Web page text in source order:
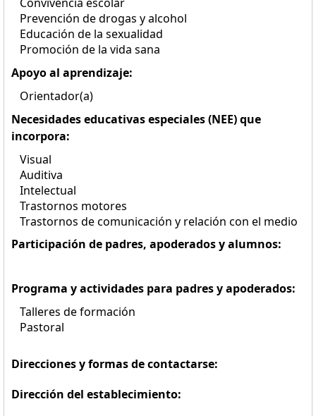
Prevención de drogas y alcohol
Educación de la sexualidad
Promoción de la vida sana
Apoyo al aprendizaje:
Orientador(a)
Necesidades educativas especiales (NEE) que
incorpora:
Visual
Auditiva
Intelectual
Trastornos motores
Trastornos de comunicación y relación con el medio
Participación de padres, apoderados y alumnos:
Programa y actividades para padres y apoderados:
Talleres de formación
Pastoral
Direcciones y formas de contactarse:
Dirección del establecimiento: